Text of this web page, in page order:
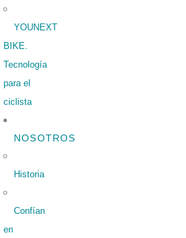
YOUNEXT
BIKE.
Tecnología
para el
ciclista
NOSOTROS
Historia
Confían
en